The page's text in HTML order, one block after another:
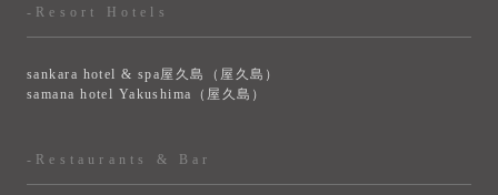
-Resort Hotels
sankara hotel & spa屋久島（屋久島）
samana hotel Yakushima（屋久島）
-Restaurants & Bar